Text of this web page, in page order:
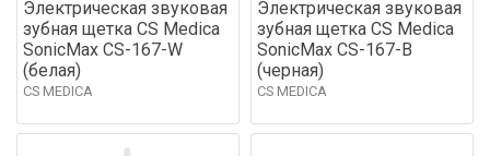
Электрическая звуковая
зубная щетка CS Medica
SonicMax CS-167-W
(белая)
CS MEDICA
Электрическая звуковая
зубная щетка CS Medica
SonicMax CS-167-B
(черная)
CS MEDICA